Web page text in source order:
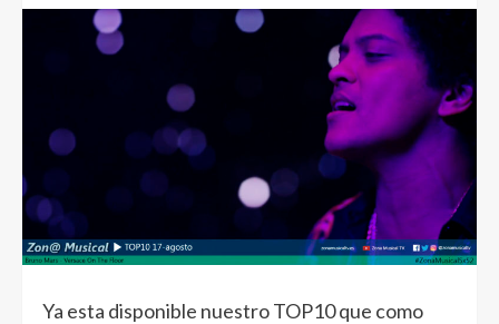
Ya esta disponible nuestro TOP10 que como